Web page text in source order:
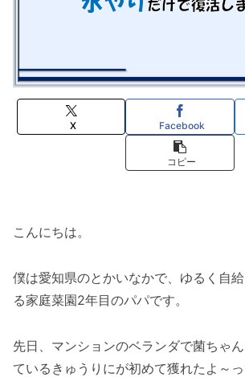
X Facebook
コピー
こんにちは。
僕は愛知県のとかいなかで、ゆるく自
る家庭菜園2年目のパパです。
先日、マンションのベランダで菌ちゃ
ているきゅうりにが初めて獲れたよ～